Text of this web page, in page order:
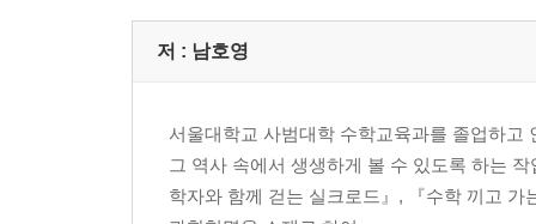
4. 태양을 중심에 놓다
코페르니쿠스에게 어깨를 내어준 거인들
5. 태양에서 나오는 신비
천구가 사라진 우주 공간
저 : 남호영
서울대학교 사범대학 수학교육과를 졸업하
그 역사 속에서 생생하게 볼 수 있도록 하는
학자와 함께 걷는 실크로드』, 『수학 끼고